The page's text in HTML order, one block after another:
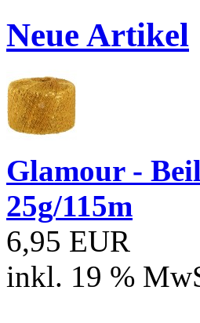
Neue Artikel
Glamour -
25g/115m
6,95 EUR
inkl. 19 %